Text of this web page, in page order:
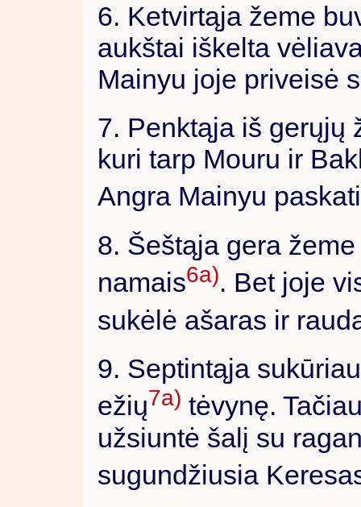
6. Ketvirtąja žeme
aukštai iškelta
Mainyu joje priveisė
7. Penktąja iš gerųjų
kuri tarp Mouru ir
Angra Mainyu
8. Šeštąja gera
namais6a). Bet joje
sukėlė ašaras ir
9. Septintąja
ežių7a) tėvynę.
užsiuntė šalį su
sugundžiusia